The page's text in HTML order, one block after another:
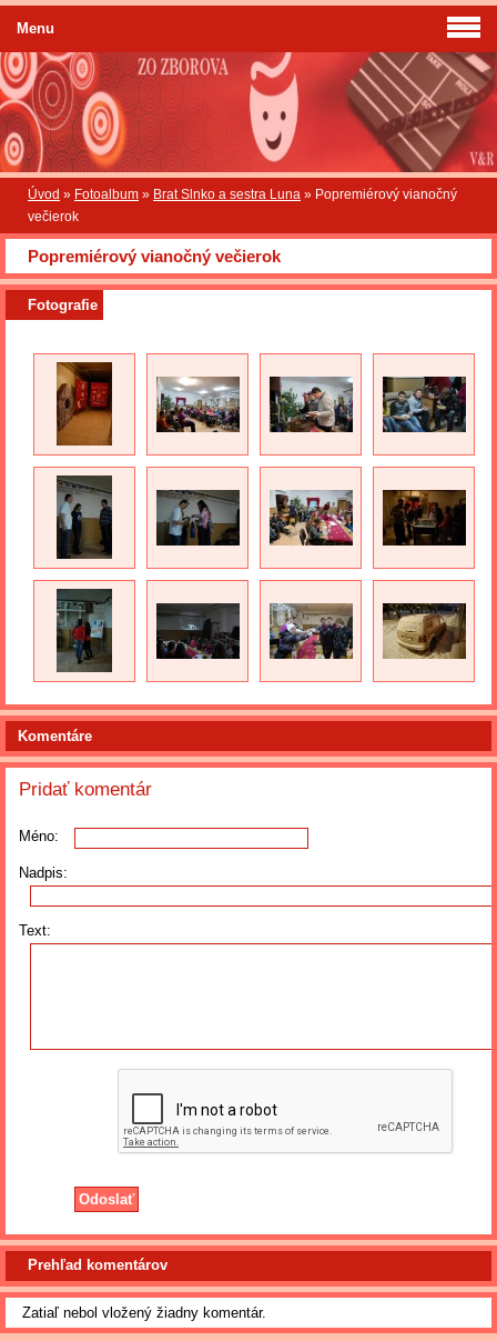
Úvod » Fotoalbum » Brat Slnko a sestra Luna » Popremiérový vianočný
večierok
Popremiérový vianočný večierok
Fotografie
Komentáre
Pridať komentár
Méno:
Nadpis:
Text:
Prehľad komentárov
Zatiaľ nebol vložený žiadny komentár.
Menu